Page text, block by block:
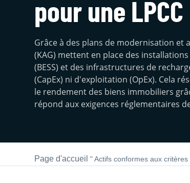
pour une LPCC
Grâce à des plans de modernisation et
(KAG) mettent en place des
(BESS) et des infrastructures de
(CapEx) ni d'exploitation (OpEx). Cela
le rendement des biens immobiliers
répond aux exigences réglementaires
Page d'accueil "Actifs conformes aux